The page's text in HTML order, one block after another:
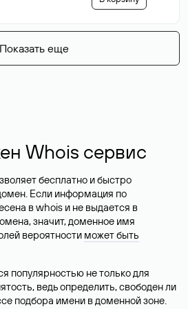
Показать еще
Whois сервис
бесплатно и быстро
Если информация по
в whois и не выдается в
значит, доменное имя
вероятности может быть
популярностью не только для
ведь определить, свободен ли
подбора имени в доменной зоне.